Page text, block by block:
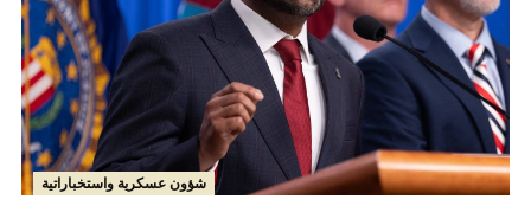
شؤون عسكرية واستخباراتية